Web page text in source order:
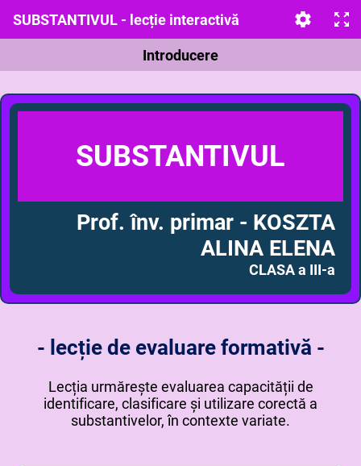
SUBSTANTIVUL - lecție interactivă
Introducere
SUBSTANTIVUL
Prof. înv. primar - KOSZTA
ALINA ELENA
CLASA a III-a
- lecție de evaluare formativă -
Lecția urmărește evaluarea capacității de
identificare, clasificare și utilizare corectă a
substantivelor, în contexte variate.